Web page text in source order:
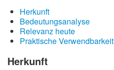
Sprichwörter
Deutsche Sprichwörter
Englische Sprichwörter
Lateinische Sprichwörter
Herkunft
Bedeutungsanalyse
Relevanz heute
Praktische Verwendbarkeit
Herkunft